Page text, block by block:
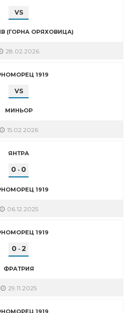
VS
(ГОРНА ОРЯХОВИЦА)
28.02.2026
1919
VS
МИНЬОР
15.02.2026
ЯНТРА
0 - 0
1919
06.12.2025
1919
0- 2
ФРАТРИЯ
29.11.2025
1919